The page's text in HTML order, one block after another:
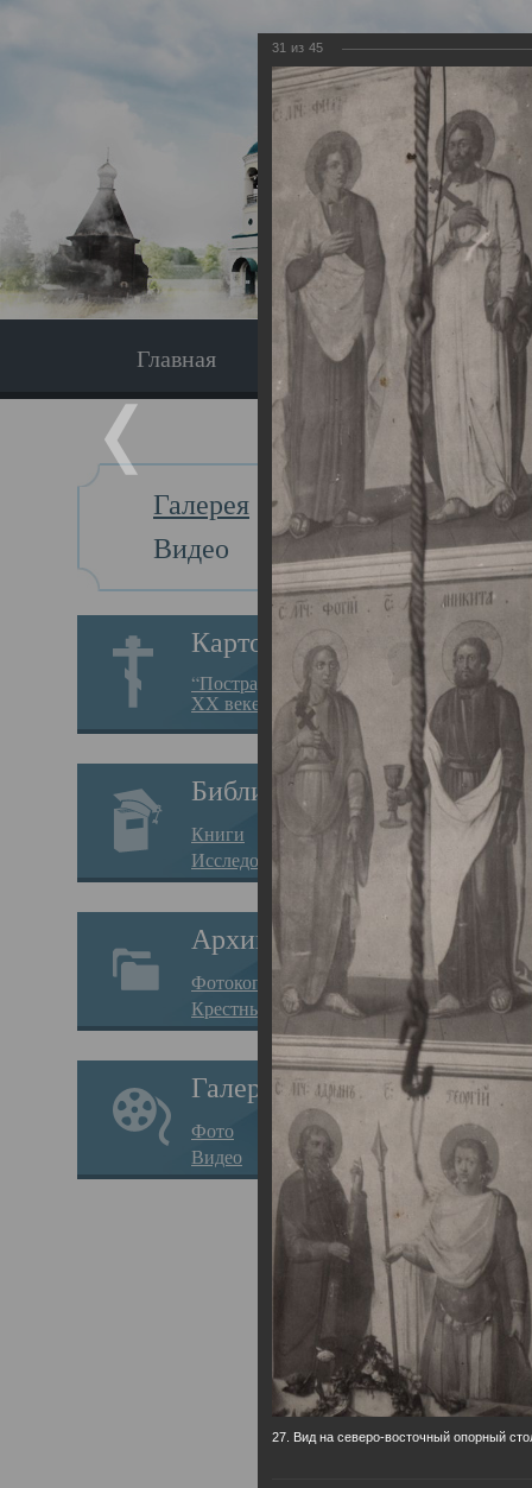
Главная Экскурсия
Галерея
Видео
Картотека
“Пострадавшие за веру в
XX веке на Севере”
Библиотека
Книги
Исследования
Архив
Фотокопии дел
Крестные ходы
Галерея
Фото
Видео
Главная
31 из 45
27. Вид на северо-восточный опорный